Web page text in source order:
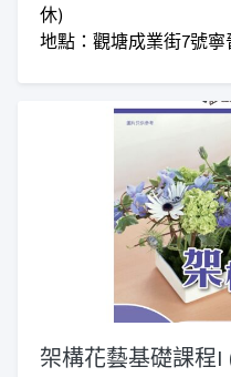
休)
地點：觀塘成業街7號
考取花藝專業證書專業
收費：$38,000 (另需自
備註：如有興趣報讀可
絡課程詳情
架構花藝基礎課程I